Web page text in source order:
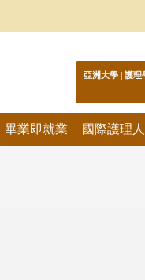
亞洲大學 | 護理
畢業即就業 國際護理